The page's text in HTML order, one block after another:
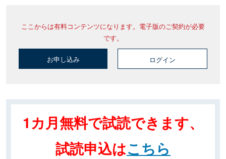
ここからは有料コンテンツになります。電子版のご契約が必要
です。
お申し込み ログイン
1カ月無料で試読できます、
試読申込はこちら